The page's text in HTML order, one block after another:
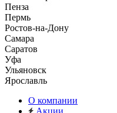
Пенза
Пермь
Ростов-на-Дону
Самара
Саратов
Уфа
Ульяновск
Ярославль
О компании
Акции